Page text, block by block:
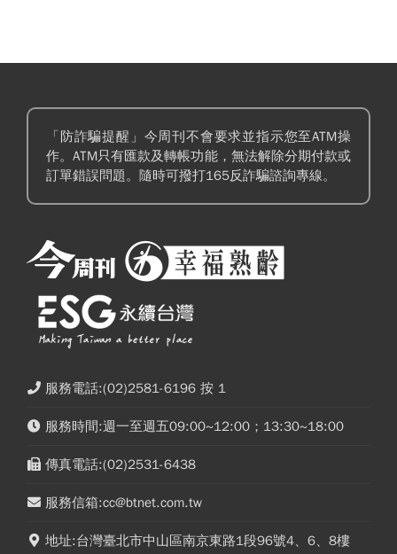
「防詐騙提醒」今周刊不會要求並指示您至ATM操
作。ATM只有匯款及轉帳功能，無法解除分期付款或
訂單錯誤問題。隨時可撥打165反詐騙諮詢專線。
服務電話:(02)2581-6196 按 1
服務時間:週一至週五09:00~12:00；13:30~18:00
傳真電話:(02)2531-6438
服務信箱:cc@btnet.com.tw
地址:台灣臺北市中山區南京東路1段96號4、6、8樓